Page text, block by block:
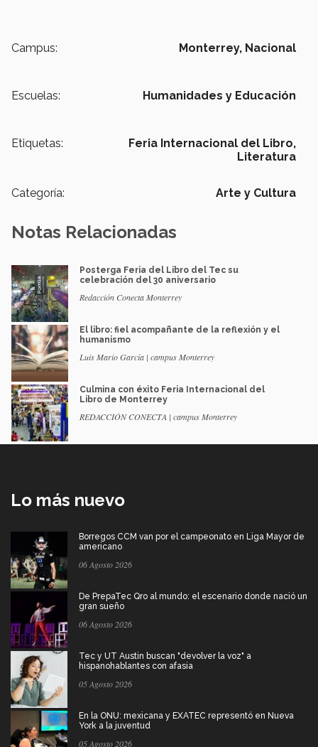
Campus: Monterrey, Nacional
Escuelas: Humanidades y Educación
Etiquetas:
Feria Internacional del Libro,
Literatura
Categoría: Arte y Cultura
Notas Relacionadas
Posterga Feria del Libro del Tec su
celebración del 30 aniversario
Redacción Conecta Monterrey
El libro: fiel acompañante de la reflexión y el
humanismo
Luis Mario García | campus Monterrey
Culmina con éxito Feria Internacional del
Libro de Monterrey
REDACCIÓN CONECTA | campus Monterrey
Lo más nuevo
Borregos CCM van por el campeonato en Liga Mayor de
americano
06 Agosto 2026
De PrepaTec Qro al mundo: el escenario donde nació un
gran sueño
06 Agosto 2026
Tec y UT Austin buscan "devolver la voz" a
hispanohablantes con afasia
05 Agosto 2026
En la ONU: mexicana y EXATEC representó en Nueva
York a la juventud
05 Agosto 2026